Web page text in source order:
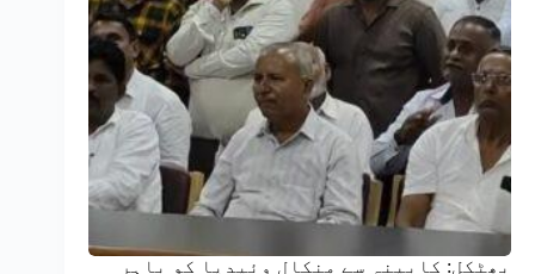
بھٹکل: کابینہ سے منکال وئیدیا کو باہر